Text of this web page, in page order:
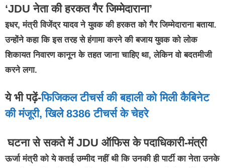
‘JDU नेता की हरकत गैर जिम्मेदाराना’
इधर, मंत्री विजेंद्र यादव ने युवक की हरकत को गैर जिम्मेदाराना बताया.
उन्होंने कहा कि इस तरह से हंगामा करने की बजाय युवक को लोक
शिकायत निवारण कानून के तहत जाना चाहिए था, लेकिन वो बदतमीजी
करने लगा.
ये भी पढ़ें-फिजिकल टीचर्स की बहाली को मिली कैबिनेट
की मंजूरी, खिले 8386 टीचर्स के चेहरे
घटना से सकते में JDU ऑफिस के पदाधिकारी-मंत्री
ऊर्जा मंत्री को ये कतई उम्मीद नहीं थी कि उनकी ही पार्टी का नेता उनके